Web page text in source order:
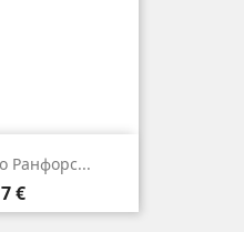
Ранфорс...
€